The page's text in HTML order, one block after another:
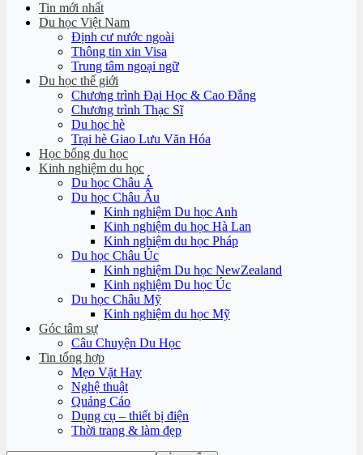
Tin mới nhất
Du học Việt Nam
Định cư nước ngoài
Thông tin xin Visa
Trung tâm ngoại ngữ
Du học thế giới
Chương trình Đại Học & Cao Đẳng
Chương trình Thạc Sĩ
Du học hè
Trại hè Giao Lưu Văn Hóa
Học bổng du học
Kinh nghiệm du học
Du học Châu Á
Du học Châu Âu
Kinh nghiệm Du học Anh
Kinh nghiệm du học Hà Lan
Kinh nghiệm du học Pháp
Du học Châu Úc
Kinh nghiệm Du học NewZealand
Kinh nghiệm Du học Úc
Du học Châu Mỹ
Kinh nghiệm du học Mỹ
Góc tâm sự
Câu Chuyện Du Học
Tin tổng hợp
Mẹo Vặt Hay
Nghệ thuật
Quảng Cáo
Dụng cụ – thiết bị điện
Thời trang & làm đẹp